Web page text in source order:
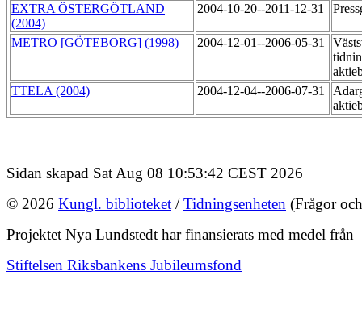
EXTRA ÖSTERGÖTLAND
(2004)
2004-10-20--2011-12-31
METRO [GÖTEBORG] (1998) 2004-12-01--2006-05-31
TTELA (2004)
2004-12-04--2006-07-31
Sidan skapad Sat Aug 08 10:53:42 CEST 2026
© 2026 Kungl. biblioteket /Tidningsenheten (Frågor
Projektet Nya Lundstedt har finansierats med medel från
Stiftelsen Riksbankens Jubileumsfond